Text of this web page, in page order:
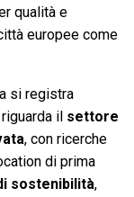
qualità e
europee come
si registra
il settore
, con ricerche
di prima
sostenibilità,